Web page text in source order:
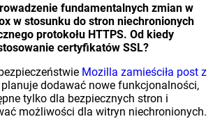
fundamentalnych zmian w
w stosunku do stron niechronionych
protokołu HTTPS. Od kiedy
certyfikatów SSL?
Mozilla zamieściła post z
planuje dodawać nowe funkcjonalności,
tylko dla bezpiecznych stron i
możliwości dla witryn niechronionych.